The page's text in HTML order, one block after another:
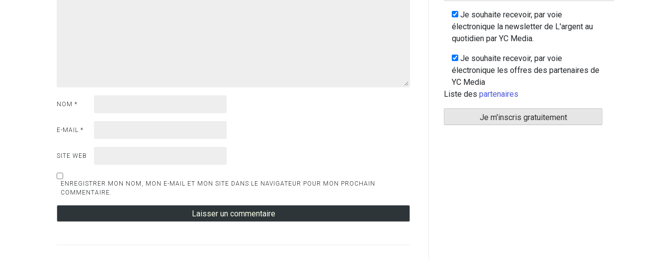
NOM *
E-MAIL *
SITE WEB
ENREGISTRER MON NOM, MON E-MAIL ET MON SITE DANS LE NAVIGATEUR POUR MON PROCHAIN
COMMENTAIRE.
Je souhaite recevoir, par voie
électronique la newsletter de L'argent au
quotidien par YC Media.
Je souhaite recevoir, par voie
électronique les offres des partenaires de
YC Media
Liste des partenaires